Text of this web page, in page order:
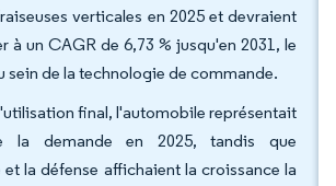
verticales en 2025 et devraient
à un CAGR de 6,73 % jusqu'en 2031, le
sein de la technologie de commande.
final, l'automobile représentait
la demande en 2025, tandis que
la défense affichaient la croissance la